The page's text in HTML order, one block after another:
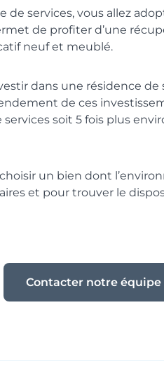
de services, vous allez
de profiter d’une
neuf et meublé.
dans une résidence de
de ces
soit 5 fois plus
un bien dont
et pour trouver le
Contacter notre équipe